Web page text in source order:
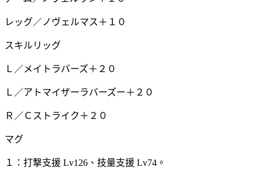
レッグ／ノヴェルマス＋１０
スキルリッグ
Ｌ／メイトラバーズ＋２０
Ｌ／アトマイザーラバーズー＋２０
Ｒ／Ｃストライク＋２０
マグ
１：打撃支援 Lv126、技量支援 Lv74。